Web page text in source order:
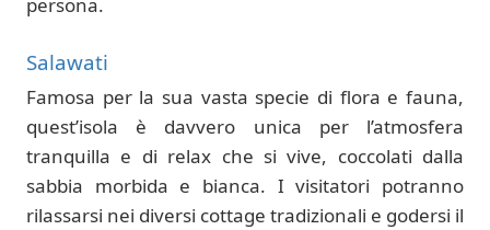
Salawati
Famosa per la sua vasta specie di flora e fauna,
quest’isola è davvero unica per l’atmosfera
tranquilla e di relax che si vive, coccolati dalla
sabbia morbida e bianca. I visitatori potranno
rilassarsi nei diversi cottage tradizionali e godersi il